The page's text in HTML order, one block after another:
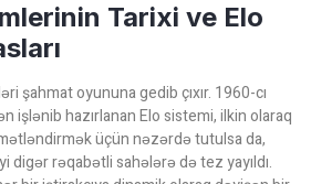
Tarixi ve Elo
şahmat oyununa gedib çıxır. 1960-cı
işlənib hazırlanan Elo sistemi, ilkin olaraq
üçün nəzərdə tutulsa da,
rəqabətli sahələrə də tez yayıldı.